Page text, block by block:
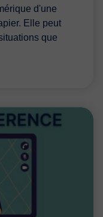
d'une
Elle peut
que